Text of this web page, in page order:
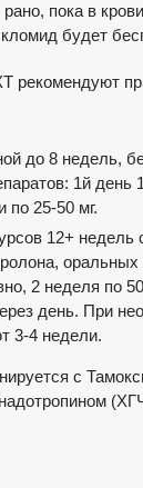
пока в
будет
рекомендуют
до 8 недель,
1й день
по 25-50 мг.
12+ недель
2 неделя по
день. При
3-4 недели.
с